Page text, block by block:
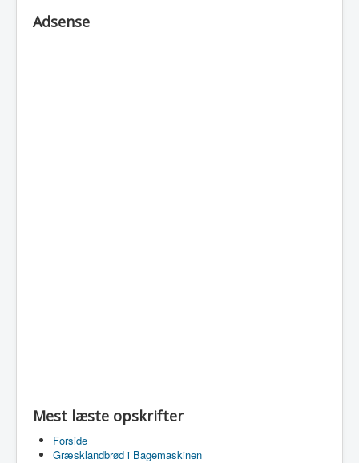
Adsense
Mest læste opskrifter
Forside
Græsklandbrød i Bagemaskinen